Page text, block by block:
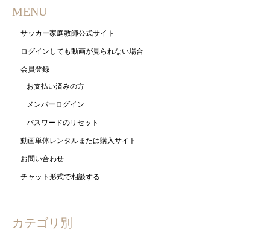
MENU
サッカー家庭教師公式サイト
ログインしても動画が見られない場合
会員登録
お支払い済みの方
メンバーログイン
パスワードのリセット
動画単体レンタルまたは購入サイト
お問い合わせ
チャット形式で相談する
カテゴリ別